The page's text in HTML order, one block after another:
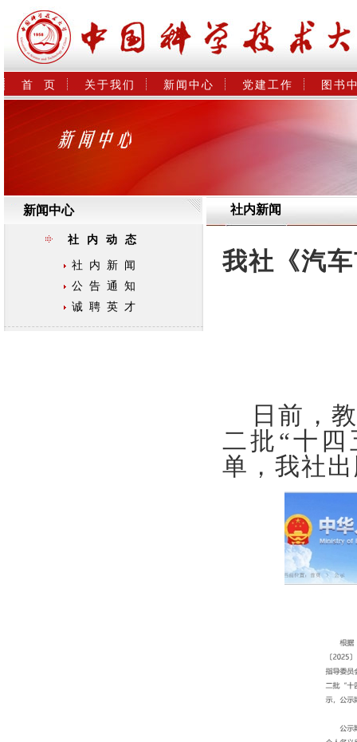
首  页 关于我们 新闻中心 党建工作 图书
新闻中心
社内动态
社内新闻
公告通知
诚聘英才
社内新闻
我社《汽
日前，
二批 “十
单，我社